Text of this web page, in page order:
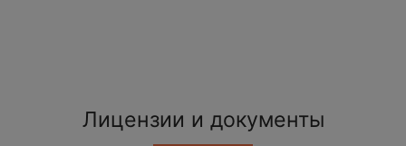
Лицензии и документы